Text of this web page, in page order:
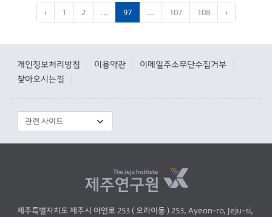
‹ 1 2 ... 97 ... 107 108 ›
개인정보처리방침 이용약관 이메일주소무단수집거부
찾아오시는길
제주특별자치도 제주시 아연로 253 ( 오라이동 ) 253, Ayeon-ro, Jeju-si,